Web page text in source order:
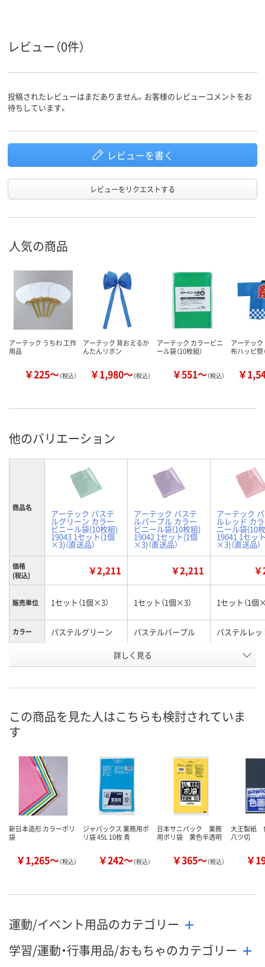
レビュー（0件）
投稿されたレビューはまだありません。お客様のレビューコメントをお
待ちしています。
レビューを書く
レビューをリクエストする
人気の商品
アーテック うちわ 工作
用品
￥225～（税込）
アーテック 背おえるか
んたんリボン
￥1,980～（税込）
アーテック カラービニ
ール袋（10枚組）
￥551～（税込）
アーテッ
布ハッピ祭
￥
他のバリエーション
商品名
アーテック パステ
ルグリーン カラー
ビニール袋(10枚組)
19043 1セット(1個
×3)（直送品）
アーテック パステ
ルパープル カラー
ビニール袋(10枚組)
19042 1セット(1個
×3)（直送品）
アーテック
ルレッド カ
ニール袋(10
19041 1セッ
×3)（直送品）
価格
(税込)
￥2,211 ￥2,211
販売単位 1セット（1個×3） 1セット（1個×3） 1セット（1個
カラー パステルグリーン パステルパープル パステルレッ
AHN8750 AHN9961
8月20日（木）
カゴへ カゴへ
詳しく見る
この商品を見た人はこちらも検討されていま
す
新日本造形 カラーポリ
袋
￥1,265～（税込）
ジャパックス 業務用ポ
リ袋 45L 10枚 青
￥242～（税込）
日本サニパック 業務
用ポリ袋 黄色半透明
￥365～（税込）
大王製紙
八ツ切
￥
運動/イベント用品のカテゴリー
学習/運動・行事用品/おもちゃのカテゴリー